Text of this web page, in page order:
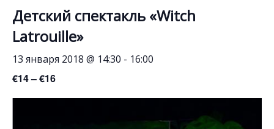
Детский спектакль «Witch
Latrouille»
13 января 2018 @ 14:30 - 16:00
€14 – €16